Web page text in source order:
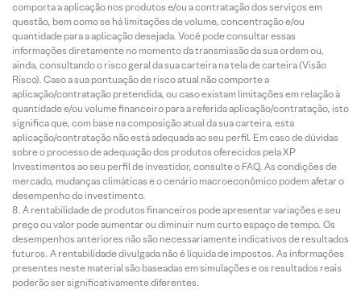
comporta a aplicação nos produtos e/ou a contratação dos serviços em
questão, bem como se há limitações de volume, concentração e/ou
quantidade para a aplicação desejada. Você pode consultar essas
informações diretamente no momento da transmissão da sua ordem ou,
ainda, consultando o risco geral da sua carteira na tela de carteira (Visão
Risco). Caso a sua pontuação de risco atual não comporte a
aplicação/contratação pretendida, ou caso existam limitações em relação à
quantidade e/ou volume financeiro para a referida aplicação/contratação, isto
significa que, com base na composição atual da sua carteira, esta
aplicação/contratação não está adequada ao seu perfil. Em caso de dúvidas
sobre o processo de adequação dos produtos oferecidos pela XP
Investimentos ao seu perfil de investidor, consulte o FAQ. As condições de
mercado, mudanças climáticas e o cenário macroeconômico podem afetar o
desempenho do investimento.
A rentabilidade de produtos financeiros pode apresentar variações e seu
preço ou valor pode aumentar ou diminuir num curto espaço de tempo. Os
desempenhos anteriores não são necessariamente indicativos de resultados
futuros. A rentabilidade divulgada não é líquida de impostos. As informações
presentes neste material são baseadas em simulações e os resultados reais
poderão ser significativamente diferentes.